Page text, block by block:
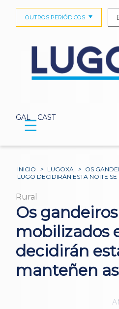
GAL CAST
OUTROS PERIÓDICOS
☰
INICIO > LUGOXA > OS
LUGO DECIDIRÁN ESTA NOITE
Rural
Os gandeiros
mobilizados
decidirán
manteñen